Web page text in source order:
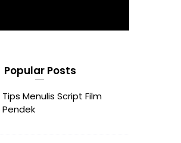
Popular Posts
Tips Menulis Script Film
Pendek